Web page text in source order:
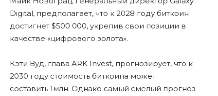
Digital, предполагает, что к 2028 году биткоин
достигнет $500 000, укрепив свои позиции в
качестве «цифрового золота».
Кэти Вуд, глава ARK Invest, прогнозирует, что к
2030 году стоимость биткоина может
cоставить 1млн. Однако самый смелый прогноз